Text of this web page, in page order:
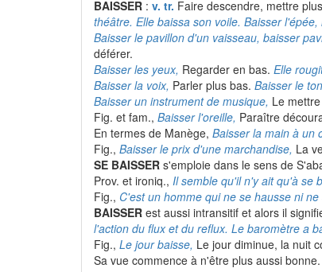
BAISSER : v. tr. Faire descendre, mettre
théâtre. Elle baissa son voile. Baisser
Baisser le pavillon d'un vaisseau, baisser
déférer.
Baisser les yeux, Regarder en bas. Elle
Baisser la voix, Parler plus bas. Baisser le
Baisser un instrument de musique, Le
Fig. et fam., Baisser l'oreille, Paraître
En termes de Manège, Baisser la main à un
Fig., Baisser le prix d'une marchandise, La
SE BAISSER s'emploie dans le sens de
Prov. et ironiq., Il semble qu'il n'y ait qu'à se
Fig., C'est un homme qui ne se hausse ni ne
BAISSER est aussi intransitif et alors il
l'action du flux et du reflux. Le baromètre a
Fig., Le jour baisse, Le jour diminue, la nuit
Sa vue commence à n'être plus aussi bonne.